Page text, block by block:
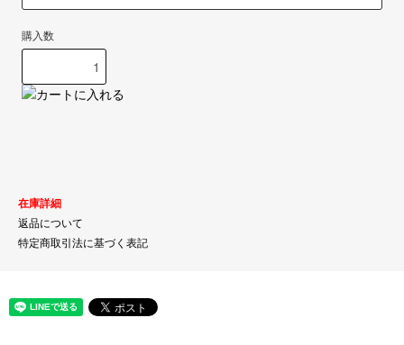
購入数
在庫詳細
返品について
特定商取引法に基づく表記